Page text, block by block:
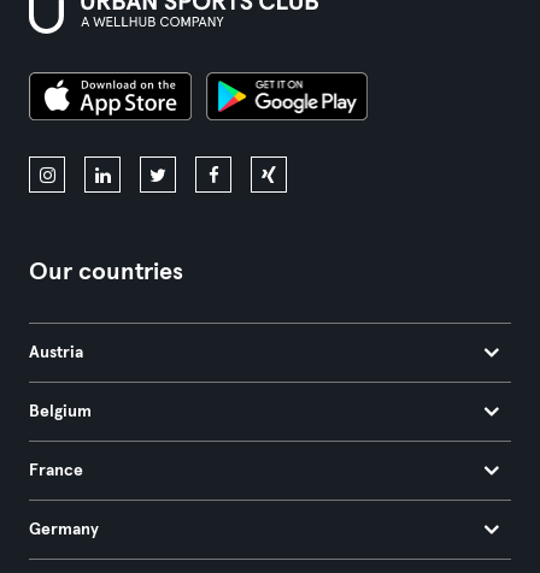
Our countries
Austria
Belgium
France
Germany